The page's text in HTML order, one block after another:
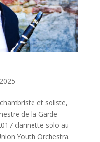
et soliste,
de la Garde
clarinette solo au
Youth Orchestra.